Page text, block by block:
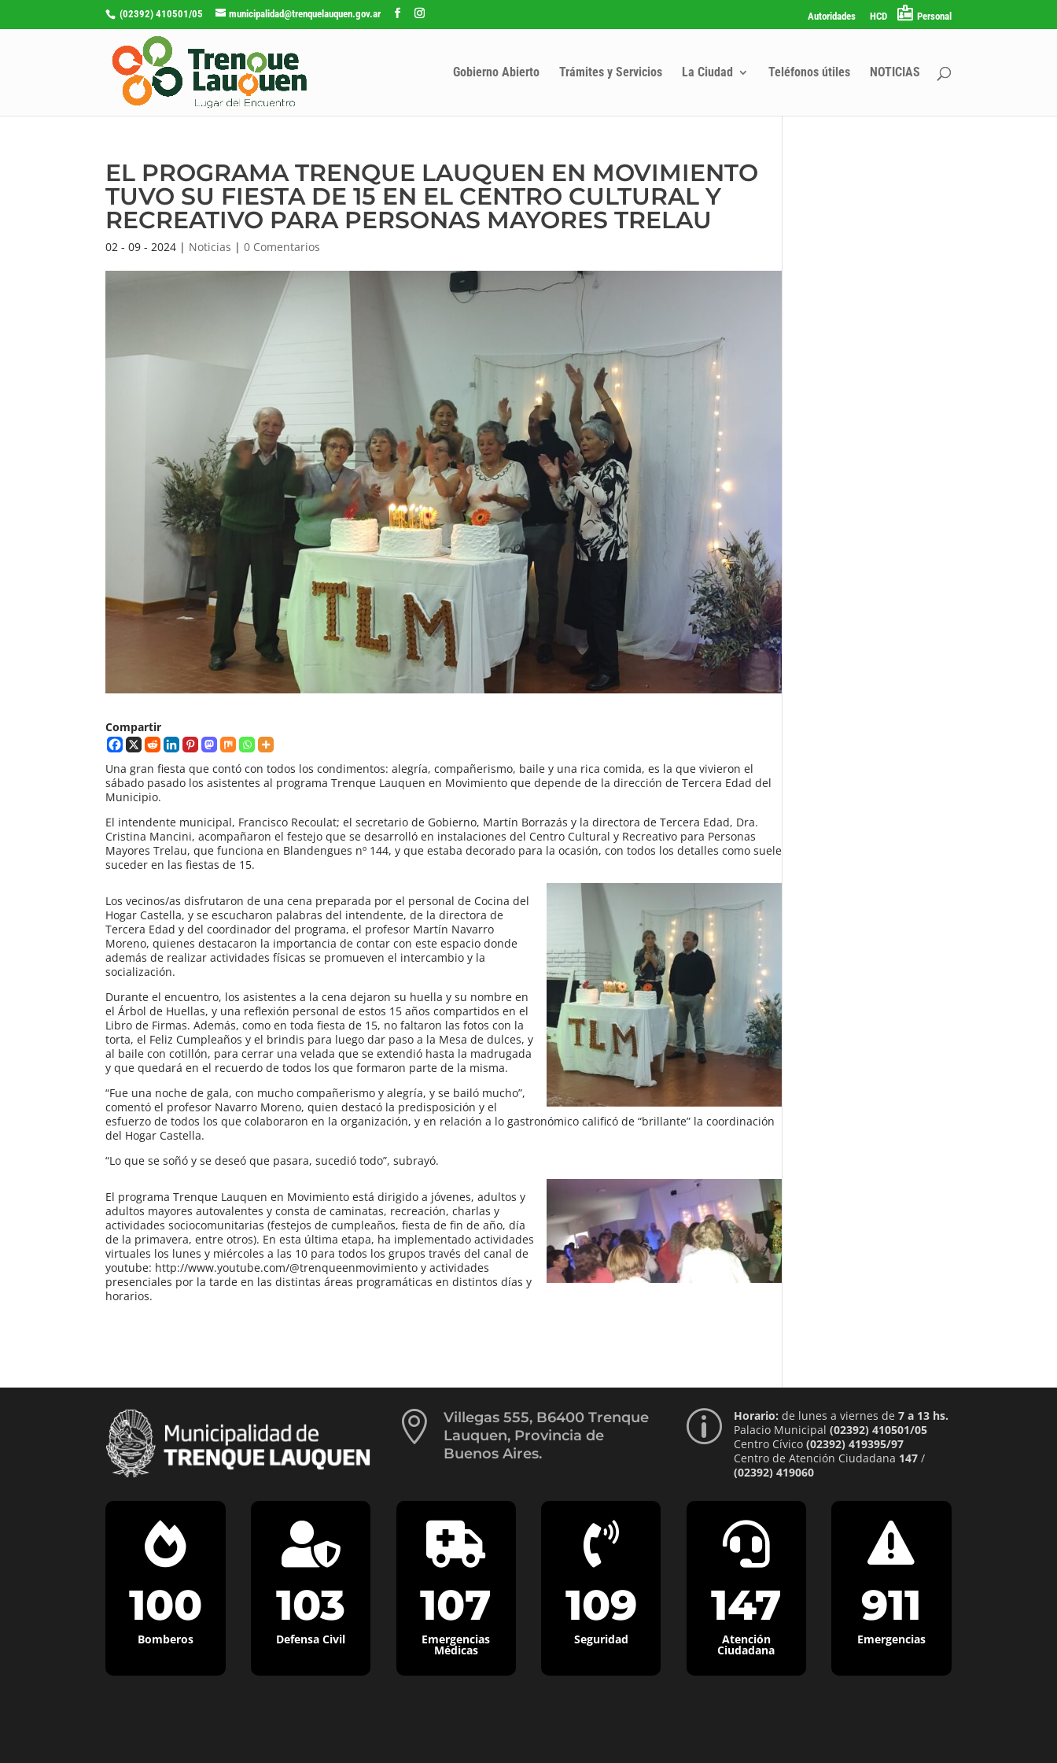
(02392) 410501/05 municipalidad@trenquelauquen.gov.ar Autoridades HCD Personal
Gobierno Abierto Trámites y Servicios La Ciudad Teléfonos útiles NOTICIAS
EL PROGRAMA TRENQUE LAUQUEN EN MOVIMIENTO
TUVO SU FIESTA DE 15 EN EL CENTRO CULTURAL Y
RECREATIVO PARA PERSONAS MAYORES TRELAU
02 - 09 - 2024 | Noticias |0 Comentarios
Compartir
Una gran fiesta que contó con todos los condimentos: alegría, compañerismo, baile y una rica comida, es la que vivieron el
sábado pasado los asistentes al programa Trenque Lauquen en Movimiento que depende de la dirección de Tercera Edad del
Municipio.
El intendente municipal, Francisco Recoulat; el secretario de Gobierno, Martín Borrazás y la directora de Tercera Edad, Dra.
Cristina Mancini, acompañaron el festejo que se desarrolló en instalaciones del Centro Cultural y Recreativo para Personas
Mayores Trelau, que funciona en Blandengues nº 144, y que estaba decorado para la ocasión, con todos los detalles como suele
suceder en las fiestas de 15.
Los vecinos/as disfrutaron de una cena preparada por el personal de Cocina del
Hogar Castella, y se escucharon palabras del intendente, de la directora de
Tercera Edad y del coordinador del programa, el profesor Martín Navarro
Moreno, quienes destacaron la importancia de contar con este espacio donde
además de realizar actividades físicas se promueven el intercambio y la
socialización.
Durante el encuentro, los asistentes a la cena dejaron su huella y su nombre en
el Árbol de Huellas, y una reflexión personal de estos 15 años compartidos en el
Libro de Firmas. Además, como en toda fiesta de 15, no faltaron las fotos con la
torta, el Feliz Cumpleaños y el brindis para luego dar paso a la Mesa de dulces, y
al baile con cotillón, para cerrar una velada que se extendió hasta la madrugada
y que quedará en el recuerdo de todos los que formaron parte de la misma.
“Fue una noche de gala, con mucho compañerismo y alegría, y se bailó mucho”,
comentó el profesor Navarro Moreno, quien destacó la predisposición y el
esfuerzo de todos los que colaboraron en la organización, y en relación a lo gastronómico calificó de “brillante” la coordinación
del Hogar Castella.
“Lo que se soñó y se deseó que pasara, sucedió todo”, subrayó.
El programa Trenque Lauquen en Movimiento está dirigido a jóvenes, adultos y
adultos mayores autovalentes y consta de caminatas, recreación, charlas y
actividades sociocomunitarias (festejos de cumpleaños, fiesta de fin de año, día
de la primavera, entre otros). En esta última etapa, ha implementado actividades
virtuales los lunes y miércoles a las 10 para todos los grupos través del canal de
youtube: http://www.youtube.com/@trenqueenmovimiento y actividades
presenciales por la tarde en las distintas áreas programáticas en distintos días y
horarios.

Villegas 555, B6400 Trenque
Lauquen, Provincia de
Buenos Aires.
p Horario: de lunes a viernes de 7 a 13 hs.
Palacio Municipal (02392) 410501/05
Centro Cívico (02392) 419395/97
Centro de Atención Ciudadana 147/
(02392) 419060

100
Bomberos

103
Defensa Civil

107
Emergencias
Médicas

109
Seguridad

147
Atención
Ciudadana

911
Emergencias